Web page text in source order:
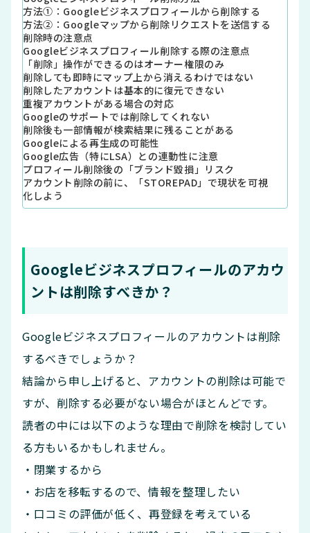
方法①：Googleビジネスプロフィールから削除する
方法②：Googleマップから削除リクエストを送信する
削除時の注意点
Googleビジネスプロフィール削除する際の注意点
「削除」操作ができるのはオーナー権限のみ
削除しても即時にマップ上から消えるわけではない
削除したアカウントは基本的に復元できない
重複アカウントがある場合の対応
Googleのサポートでは削除してくれない
削除後も一部情報が検索結果に残ることがある
Googleによる再生成の可能性
Google広告（特にLSA）との連動性に注意
プロフィール削除後の「ブランド毀損」リスク
アカウント削除の前に、「STOREPAD」で現状を可視
化しよう
Googleビジネスプロフィールのアカウ
ントは削除すべきか？
Googleビジネスプロフィールのアカウントは削除
するべきでしょうか？
結論から申し上げると、アカウントの削除は可能で
すが、削除する必要がない場合がほとんどです。
読者の中には以下のような理由で削除を検討してい
る方もいるかもしれません。
・閉業するから
・お店を移転するので、情報を整理したい
・口コミの評価が低く、再登録を考えている